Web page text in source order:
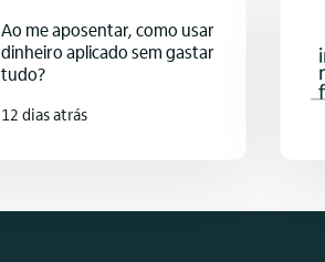
Ao me aposentar, como usar
dinheiro aplicado sem gastar
tudo?
12 dias atrás